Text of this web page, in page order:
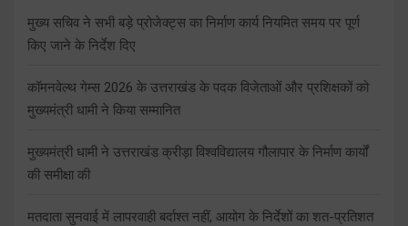
मुख्य सचिव ने सभी बड़े प्रोजेक्ट्स का निर्माण कार्य नियमित समय पर पूर्ण
किए जाने के निर्देश दिए
कॉमनवेल्थ गेम्स 2026 के उत्तराखंड के पदक विजेताओं और प्रशिक्षकों को
मुख्यमंत्री धामी ने किया सम्मानित
मुख्यमंत्री धामी ने उत्तराखंड क्रीड़ा विश्वविद्यालय गौलापार के निर्माण कार्यों
की समीक्षा की
मतदाता सुनवाई में लापरवाही बर्दाश्त नहीं, आयोग के निर्देशों का शत-प्रतिशत